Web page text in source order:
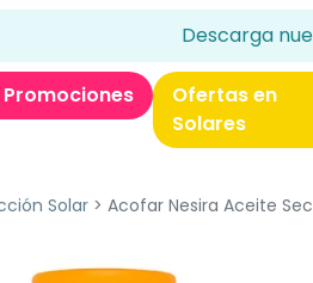
Descarga
Promociones
Ofertas en
Solares
Solar Acofar Nesira Aceite